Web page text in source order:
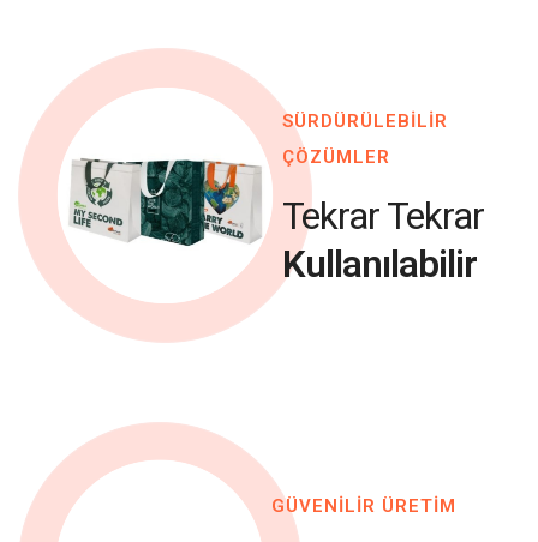
SÜRDÜRÜLEBİLİR
ÇÖZÜMLER
Tekrar Tekrar
Kullanılabilir
GÜVENİLİR ÜRETİM